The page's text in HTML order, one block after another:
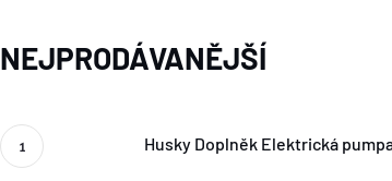
NEJPRODÁVANĚJŠÍ
Husky Doplněk Elektrická